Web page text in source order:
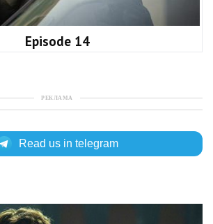
Episode 14
РЕКЛАМА
Read us in telegram